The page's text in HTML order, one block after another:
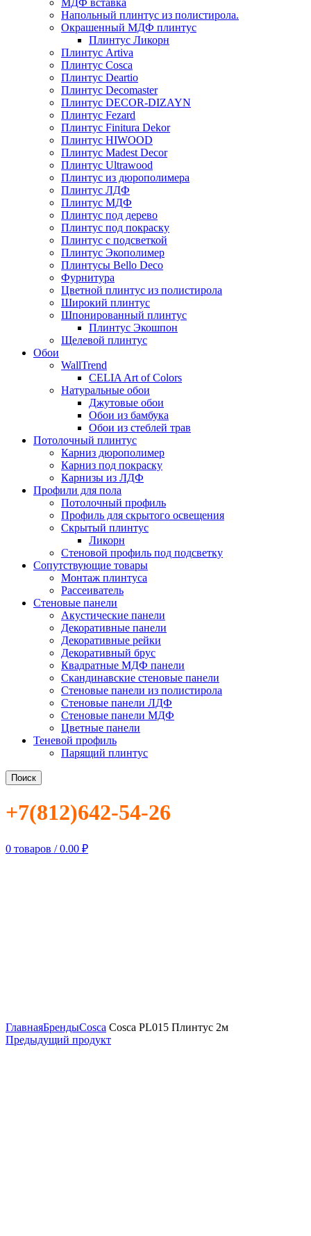
Напольный плинтус из полистирола.
Окрашенный МДФ плинтус
Плинтус Ликорн
Плинтус Artiva
Плинтус Cosca
Плинтус Deartio
Плинтус Decomaster
Плинтус DECOR-DIZAYN
Плинтус Fezard
Плинтус Finitura Dekor
Плинтус HIWOOD
Плинтус Madest Decor
Плинтус Ultrawood
Плинтус из дюрополимера
Плинтус ЛДФ
Плинтус МДФ
Плинтус под дерево
Плинтус под покраску
Плинтус с подсветкой
Плинтус Экополимер
Плинтусы Bello Deco
Фурнитура
Цветной плинтус из полистирола
Широкий плинтус
Шпонированный плинтус
Плинтус Экошпон
Щелевой плинтус
Обои
WallTrend
CELIA Art of Colors
Натуральные обои
Джутовые обои
Обои из бамбука
Обои из стеблей трав
Потолочный плинтус
Карниз дюрополимер
Карниз под покраску
Карнизы из ЛДФ
Профили для пола
Потолочный профиль
Профиль для скрытого освещения
Скрытый плинтус
Ликорн
Стеновой профиль под подсветку
Сопутствующие товары
Монтаж плинтуса
Рассеиватель
Стеновые панели
Акустические панели
Декоративные панели
Декоративные рейки
Декоративный брус
Квадратные МДФ панели
Скандинавские стеновые панели
Стеновые панели из полистирола
Стеновые панели ЛДФ
Стеновые панели МДФ
Цветные панели
Теневой профиль
Парящий плинтус
Поиск
+7(812)642-54-26
0 товаров / 0.00 ₽
ГлавнаяБрендыCosca Cosca PL015 Плинтус 2м
Предыдущий продукт